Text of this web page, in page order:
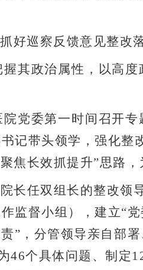
好巡察反馈意见整改
其政治属性，以高
党委第一时间召开
记带头领学，强化整
焦长效抓提升”思路，
长任双组长的整改领
监督小组），建立“
” ，分管领导亲自部
46个具体问题、制定